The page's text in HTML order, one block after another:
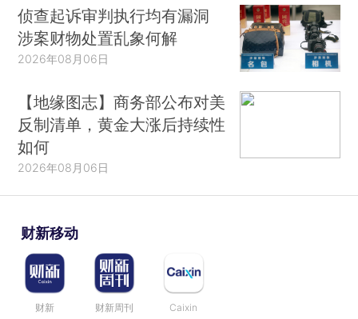
侦查起诉审判执行均有漏洞
涉案财物处置乱象何解
2026年08月06日
【地缘图志】商务部公布对美
反制清单，黄金大涨后持续性
如何
2026年08月06日
财新移动
财新 财新周刊 Caixin